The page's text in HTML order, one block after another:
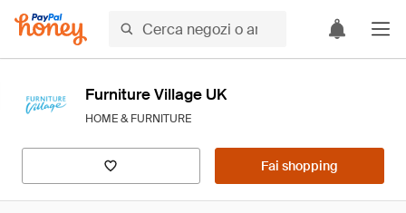
Furniture Village UK
HOME & FURNITURE
Fai shopping